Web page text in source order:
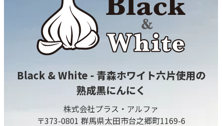
Black & White - 青森ホワイト六片使用の
熟成黒にんにく
株式会社プラス・アルファ
〒373-0801 群馬県太田市台之郷町1169-6